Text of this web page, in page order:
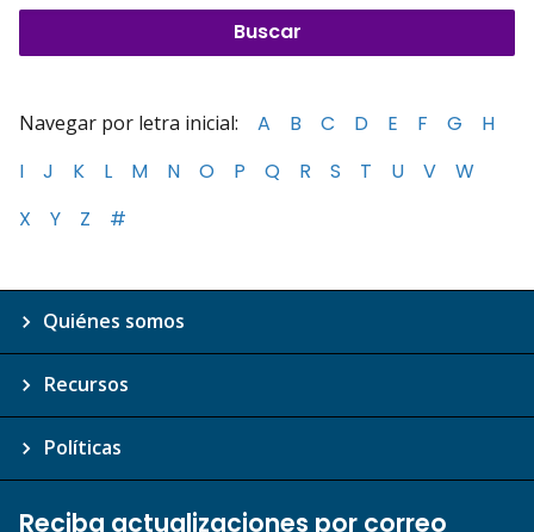
Navegar por letra inicial: A B C D E F G
H
I
J K L M N O P Q R S T U V
W
X
Y Z #
Quiénes somos
Recursos
Políticas
Reciba actualizaciones por correo